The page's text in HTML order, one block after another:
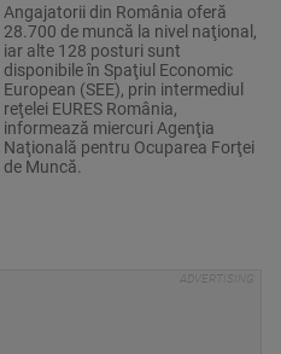
Angajatorii din România oferă
28.700 de muncă la nivel naţional,
iar alte 128 posturi sunt
disponibile în Spaţiul Economic
European (SEE), prin intermediul
reţelei EURES România,
informează miercuri Agenţia
Naţională pentru Ocuparea Forţei
de Muncă.